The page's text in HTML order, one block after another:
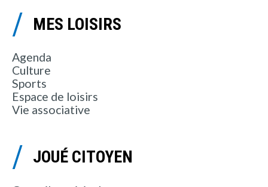
MES LOISIRS
Agenda
Culture
Sports
Espace de loisirs
Vie associative
JOUÉ CITOYEN